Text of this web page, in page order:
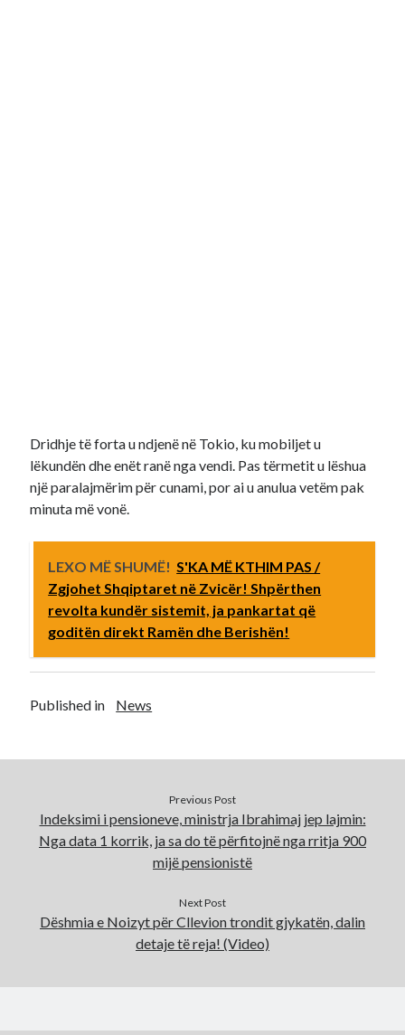
Dridhje të forta u ndjenë në Tokio, ku mobiljet u
lëkundën dhe enët ranë nga vendi. Pas tërmetit u lëshua
një paralajmërim për cunami, por ai u anulua vetëm pak
minuta më vonë.
LEXO MË SHUMË! S'KA MË KTHIM PAS /
Zgjohet Shqiptaret në Zvicër! Shpërthen
revolta kundër sistemit, ja pankartat që
goditën direkt Ramën dhe Berishën!
Published in News
Previous Post
Indeksimi i pensioneve, ministrja Ibrahimaj jep lajmin:
Nga data 1 korrik, ja sa do të përfitojnë nga rritja 900
mijë pensionistë
Next Post
Dëshmia e Noizyt për Cllevion trondit gjykatën, dalin
detaje të reja! (Video)